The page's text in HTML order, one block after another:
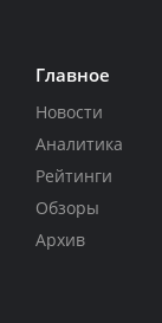
Главное
Новости
Аналитика
Рейтинги
Обзоры
Архив